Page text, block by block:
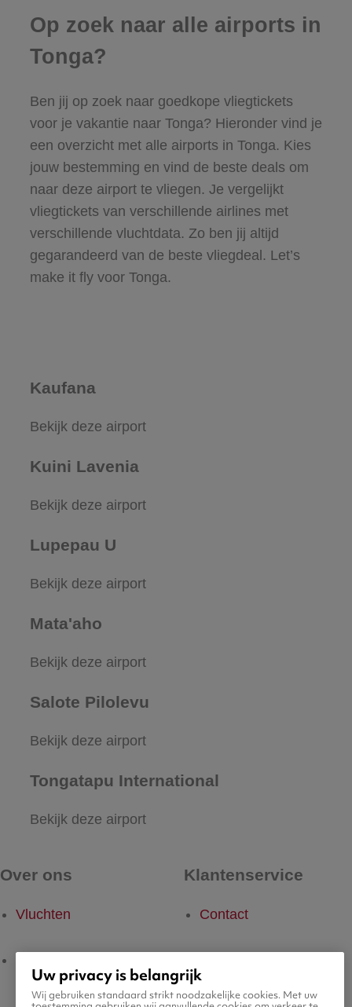
Op zoek naar alle airports in
Tonga?
Ben jij op zoek naar goedkope vliegtickets
voor je vakantie naar Tonga? Hieronder vind je
een overzicht met alle airports in Tonga. Kies
jouw bestemming en vind de beste deals om
naar deze airport te vliegen. Je vergelijkt
vliegtickets van verschillende airlines met
verschillende vluchtdata. Zo ben jij altijd
gegarandeerd van de beste vliegdeal. Let’s
make it fly voor Tonga.
Kaufana
Bekijk deze airport
Kuini Lavenia
Bekijk deze airport
Lupepau U
Bekijk deze airport
Mata'aho
Bekijk deze airport
Salote Pilolevu
Bekijk deze airport
Tongatapu International
Bekijk deze airport
Over ons
Vluchten
Klantenservice
Contact
Uw privacy is belangrijk
Wij gebruiken standaard strikt noodzakelijke cookies. Met uw